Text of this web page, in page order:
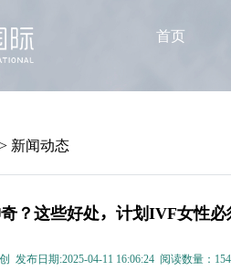
首页
> 新闻动态
？这些好处，计划IVF女性必
发布日期:2025-04-11 16:06:24 阅读数量：